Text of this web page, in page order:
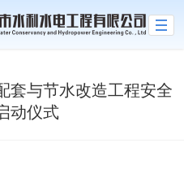
套与节水改造工程安全
动仪式